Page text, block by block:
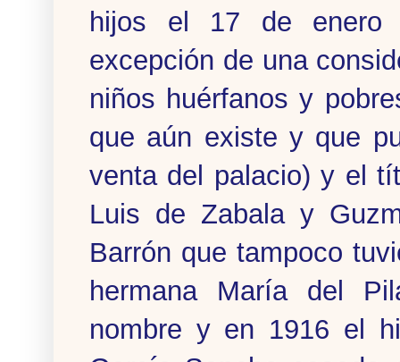
hijos el 17 de enero
excepción de una
niños huérfanos y
que aún existe y que
venta del palacio) y el
Luis de Zabala y
Barrón que tampoco
hermana María del
nombre y en 1916 el